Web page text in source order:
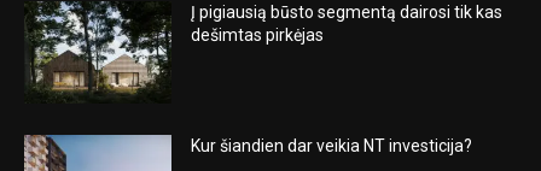
Į pigiausią būsto segmentą dairosi tik kas
dešimtas pirkėjas
Kur šiandien dar veikia NT investicija?